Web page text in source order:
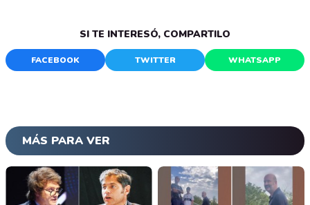
SI TE INTERESÓ, COMPARTILO
FACEBOOK TWITTER WHATSAPP
MÁS PARA VER